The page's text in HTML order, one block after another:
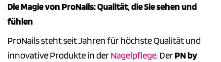
Die Magie von ProNails: Qualität, die Sie sehen und
fühlen
ProNails steht seit Jahren für höchste Qualität und
innovative Produkte in derNagelpflege. DerPN by